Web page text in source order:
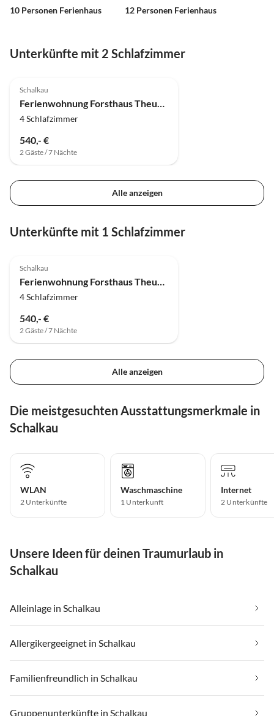
10 Personen Ferienhaus 12 Personen Ferienhaus
Unterkünfte mit 2 Schlafzimmer
Schalkau
Ferienwohnung Forsthaus Theuern
4 Schlafzimmer
540,- €
2 Gäste / 7 Nächte
Alle anzeigen
Unterkünfte mit 1 Schlafzimmer
Schalkau
Ferienwohnung Forsthaus Theuern
4 Schlafzimmer
540,- €
2 Gäste / 7 Nächte
Alle anzeigen
Die meistgesuchten Ausstattungsmerkmale in
Schalkau
WLAN
2 Unterkünfte
Waschmaschine
1 Unterkunft
Internet
2 Unterkünfte
Unsere Ideen für deinen Traumurlaub in
Schalkau
Alleinlage in Schalkau
Allergikergeeignet in Schalkau
Familienfreundlich in Schalkau
Gruppenunterkünfte in Schalkau